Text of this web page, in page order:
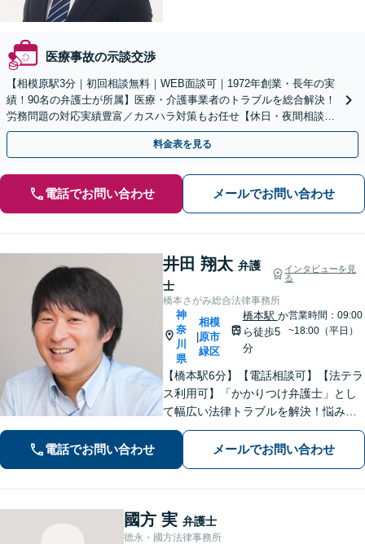
医療事故の示談交渉
【相模原駅3分｜初回相談無料｜WEB面談可｜1972年創業・長年の実
績！90名の弁護士が所属】医療・介護事業者のトラブルを総合解決！
労務問題の対応実績豊富／カスハラ対策もお任せ【休日・夜間相談可
／忙しい方にも安心の柔軟なサポート体制】
料金表を見る
電話でお問い合わせ メールでお問い合わせ
井田 翔太 弁護
士
インタビューを見
る
橋本さがみ総合法律事務所
神
奈
川
県
相模
原市
緑区
橋本駅 か
ら徒歩5
分
営業時間：09:00
~18:00（平日）
【橋本駅6分】【電話相談可】【法テラ
ス利用可】「かかりつけ弁護士」とし
て幅広い法律トラブルを解決！悩みに
寄り添いながら、誠実な対応を心がけ
ております「粘り強い交渉とフットワ
ークの軽さが強み」男性・女性弁護士
電話でお問い合わせ メールでお問い合わせ
國方 実 弁護士
德永・國方法律事務所